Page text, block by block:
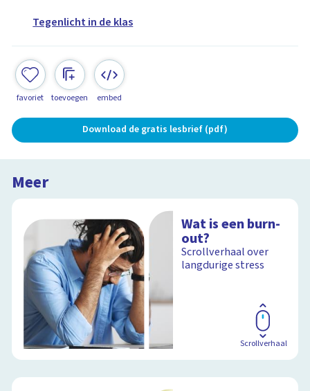
Tegenlicht in de klas
favoriet toevoegen embed
Download de gratis lesbrief (pdf)
Meer
Wat is een burn-
out?
Scrollverhaal over
langdurige stress
Scrollverhaal